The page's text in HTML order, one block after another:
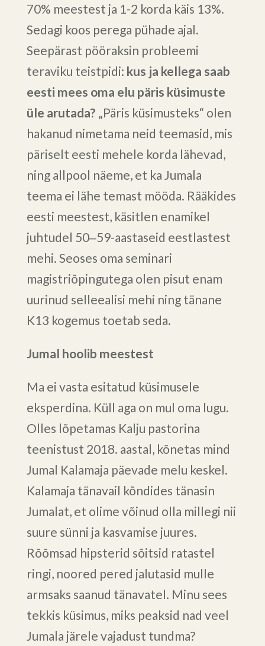
70% meestest ja 1-2 korda käis 13%.
Sedagi koos perega pühade ajal.
Seepärast pööraksin probleemi
teraviku teistpidi: kus ja kellega saab
eesti mees oma elu päris küsimuste
üle arutada? „Päris küsimusteks“ olen
hakanud nimetama neid teemasid, mis
päriselt eesti mehele korda lähevad,
ning allpool näeme, et ka Jumala
teema ei lähe temast mööda. Rääkides
eesti meestest, käsitlen enamikel
juhtudel 50‒59-aastaseid eestlastest
mehi. Seoses oma seminari
magistriõpingutega olen pisut enam
uurinud selleealisi mehi ning tänane
K13 kogemus toetab seda.
Jumal hoolib meestest
Ma ei vasta esitatud küsimusele
eksperdina. Küll aga on mul oma lugu.
Olles lõpetamas Kalju pastorina
teenistust 2018. aastal, kõnetas mind
Jumal Kalamaja päevade melu keskel.
Kalamaja tänavail kõndides tänasin
Jumalat, et olime võinud olla millegi nii
suure sünni ja kasvamise juures.
Rõõmsad hipsterid sõitsid ratastel
ringi, noored pered jalutasid mulle
armsaks saanud tänavatel. Minu sees
tekkis küsimus, miks peaksid nad veel
Jumala järele vajadust tundma?